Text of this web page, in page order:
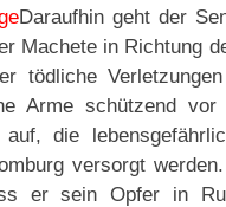
Daraufhin geht der
Machete in Richtung
tödliche
Arme schützend
die
versorgt
er sein Opfer in